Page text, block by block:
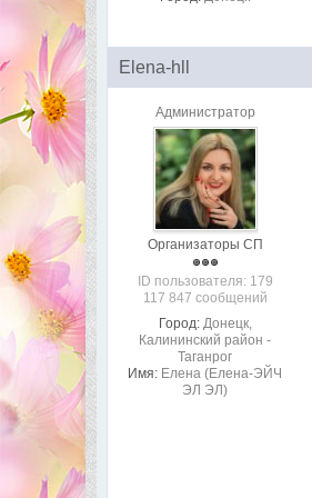
Elena-hll
Администратор
Организаторы СП
ID пользователя: 179
117 847 сообщений
Город: Донецк,
Калининский район -
Таганрог
Имя: Елена (Елена-ЭЙЧ
ЭЛ ЭЛ)